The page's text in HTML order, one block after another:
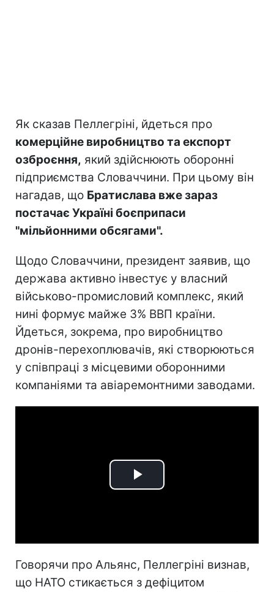
Як сказав Пеллегріні, йдеться про
комерційне виробництво та експорт
озброєння, який здійснюють оборонні
підприємства Словаччини. При цьому він
нагадав, що Братислава вже зараз
постачає Україні боєприпаси
"мільйонними обсягами".
Щодо Словаччини, президент заявив, що
держава активно інвестує у власний
військово-промисловий комплекс, який
нині формує майже 3% ВВП країни.
Йдеться, зокрема, про виробництво
дронів-перехоплювачів, які створюються
у співпраці з місцевими оборонними
компаніями та авіаремонтними заводами.
Play
Говорячи про Альянс, Пеллегріні визнав,
що НАТО стикається з дефіцитом